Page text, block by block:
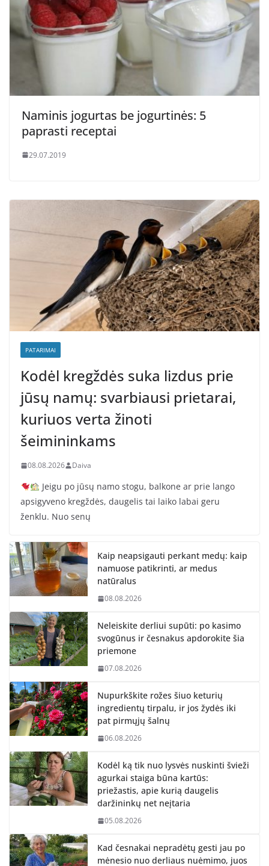
Naminis jogurtas be jogurtinės: 5
paprasti receptai
29.07.2019
PATARIMAI
Kodėl kregždės suka lizdus prie
jūsų namų: svarbiausi prietarai,
kuriuos verta žinoti
šeimininkams
08.08.2026 Daiva
Jeigu po jūsų namo stogu, balkone ar prie lango
apsigyveno kregždės, daugelis tai laiko labai geru
ženklu. Nuo senų
Kaip neapsigauti perkant medų: kaip
namuose patikrinti, ar medus
natūralus
08.08.2026
Neleiskite derliui supūti: po kasimo
svogūnus ir česnakus apdorokite šia
priemone
07.08.2026
Nupurkškite rožes šiuo keturių
ingredientų tirpalu, ir jos žydės iki
pat pirmųjų šalnų
06.08.2026
Kodėl ką tik nuo lysvės nuskinti švieži
agurkai staiga būna kartūs:
priežastis, apie kurią daugelis
daržininkų net neįtaria
05.08.2026
Kad česnakai nepradėtų gesti jau po
mėnesio nuo derliaus nuėmimo, juos